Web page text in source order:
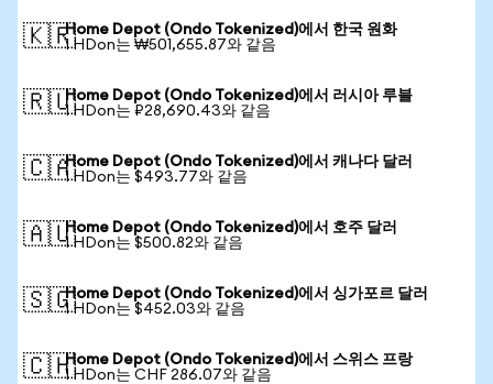
🇰🇷Home Depot (Ondo Tokenized)에서 한국 원화
1 HDon는 ₩501,655.87와 같음
🇷🇺Home Depot (Ondo Tokenized)에서 러시아 루블
1 HDon는 ₽28,690.43와 같음
🇨🇦Home Depot (Ondo Tokenized)에서 캐나다 달러
1 HDon는 $493.77와 같음
🇦🇺Home Depot (Ondo Tokenized)에서 호주 달러
1 HDon는 $500.82와 같음
🇸🇬Home Depot (Ondo Tokenized)에서 싱가포르 달러
1 HDon는 $452.03와 같음
🇨🇭Home Depot (Ondo Tokenized)에서 스위스 프랑
1 HDon는 CHF 286.07와 같음